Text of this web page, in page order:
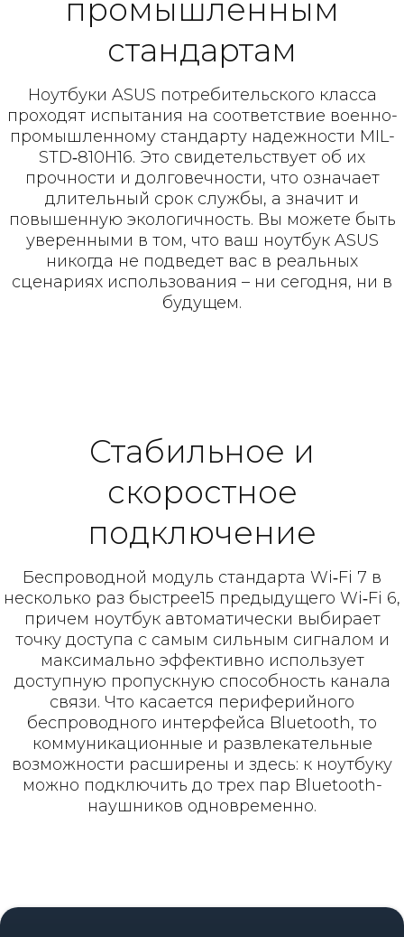
промышлен­ным
стандартам
Ноутбуки ASUS потребительского класса
проходят испытания на соответствие военно-
промышленному стандарту надежности MIL-
STD‑810H16. Это свидетельствует об их
прочности и долговечности, что означает
длительный срок службы, а значит и
повышенную экологичность. Вы можете быть
уверенными в том, что ваш ноутбук ASUS
никогда не подведет вас в реальных
сценариях использования – ни сегодня, ни в
будущем.
Стабильное и
скоростное
подключение
Беспроводной модуль стандарта Wi‑Fi 7 в
несколько раз быстрее15 предыдущего Wi‑Fi 6,
причем ноутбук автоматически выбирает
точку доступа с самым сильным сигналом и
максимально эффективно использует
доступную пропускную способность канала
связи. Что касается периферийного
беспроводного интерфейса Bluetooth, то
коммуникационные и развлекательные
возможности расширены и здесь: к ноутбуку
можно подключить до трех пар Bluetooth-
наушников одновременно.